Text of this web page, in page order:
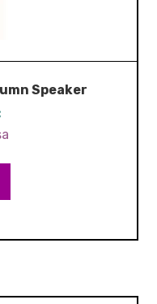
Speaker